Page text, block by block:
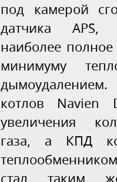
под камерой
датчика APS,
наиболее
минимуму
котлов Navien
увеличения
газа, а КПД
стал таким